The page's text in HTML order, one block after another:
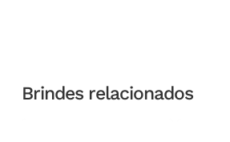
Brindes relacionados